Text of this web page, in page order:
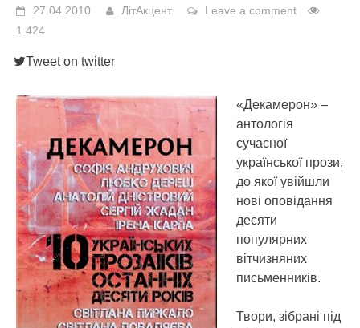
27.04.2010 ЛітАкцент
Leave a comment
1 424
Tweet on twitter
«Декамерон» –
антологія
сучасної
української прози,
до якої увійшли
нові оповідання
десяти
популярних
вітчизняних
письменників.
Твори, зібрані під